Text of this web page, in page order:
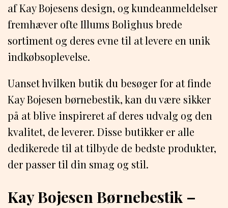
af Kay Bojesens design, og kundeanmeldelser
fremhæver ofte Illums Bolighus brede
sortiment og deres evne til at levere en unik
indkøbsoplevelse.
Uanset hvilken butik du besøger for at finde
Kay Bojesen børnebestik, kan du være sikker
på at blive inspireret af deres udvalg og den
kvalitet, de leverer. Disse butikker er alle
dedikerede til at tilbyde de bedste produkter,
der passer til din smag og stil.
Kay Bojesen Børnebestik –